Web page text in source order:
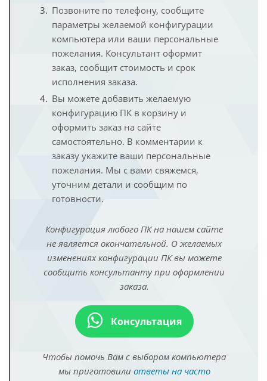
Позвоните по телефону, сообщите
параметры желаемой конфигурации
компьютера или ваши персональные
пожелания. Консультант оформит
заказ, сообщит стоимость и срок
исполнения заказа.
Вы можете добавить желаемую
конфигурацию ПК в корзину и
оформить заказ на сайте
самостоятельно. В комментарии к
заказу укажите ваши персональные
пожелания. Мы с вами свяжемся,
уточним детали и сообщим по
готовности.
Конфигурация любого ПК на нашем сайте
не является окончательной. О желаемых
изменениях конфигурации ПК вы можете
сообщить консультанту при оформлении
заказа.
Консультация
Чтобы помочь Вам с выбором компьютера
мы приготовили ответы на часто